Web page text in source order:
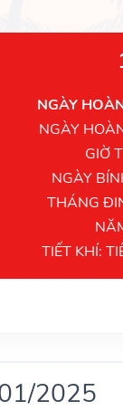
NGÀY
NGÀY
GIỜ
NGÀY
THÁNG
TIẾT KHÍ:
2025